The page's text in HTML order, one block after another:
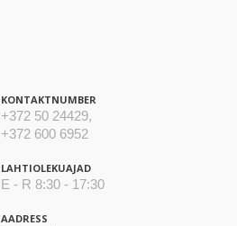
KONTAKTNUMBER
+372 50 24429,
+372 600 6952
LAHTIOLEKUAJAD
E - R 8:30 - 17:30
AADRESS